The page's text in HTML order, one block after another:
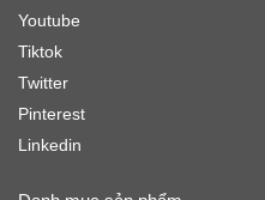
Youtube
Tiktok
Twitter
Pinterest
Linkedin